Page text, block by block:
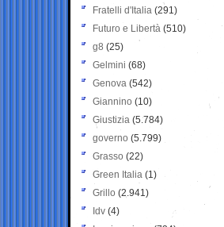
Fratelli d'Italia (291)
Futuro e Libertà (510)
g8 (25)
Gelmini (68)
Genova (542)
Giannino (10)
Giustizia (5.784)
governo (5.799)
Grasso (22)
Green Italia (1)
Grillo (2.941)
Idv (4)